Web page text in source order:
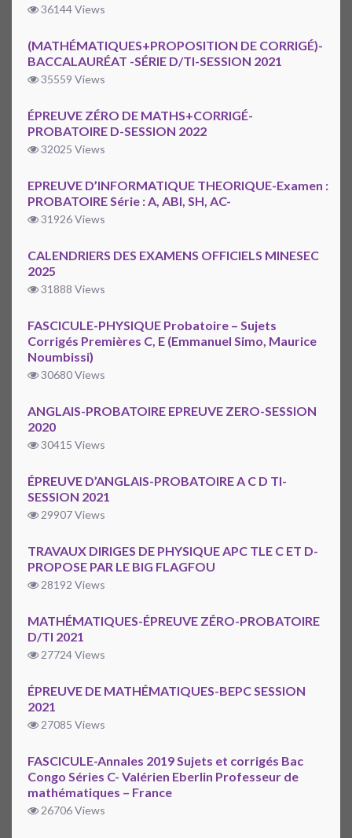
36144 Views
(MATHÉMATIQUES+PROPOSITION DE CORRIGÉ)-
BACCALAURÉAT -SÉRIE D/TI-SESSION 2021
35559 Views
ÉPREUVE ZÉRO DE MATHS+CORRIGÉ-
PROBATOIRE D-SESSION 2022
32025 Views
EPREUVE D’INFORMATIQUE THEORIQUE-Examen :
PROBATOIRE Série : A, ABI, SH, AC-
31926 Views
CALENDRIERS DES EXAMENS OFFICIELS MINESEC
2025
31888 Views
FASCICULE-PHYSIQUE Probatoire – Sujets
Corrigés Premières C, E (Emmanuel Simo, Maurice
Noumbissi)
30680 Views
ANGLAIS-PROBATOIRE EPREUVE ZERO-SESSION
2020
30415 Views
ÉPREUVE D’ANGLAIS-PROBATOIRE A C D TI-
SESSION 2021
29907 Views
TRAVAUX DIRIGES DE PHYSIQUE APC TLE C ET D-
PROPOSE PAR LE BIG FLAGFOU
28192 Views
MATHÉMATIQUES-ÉPREUVE ZÉRO-PROBATOIRE
D/TI 2021
27724 Views
ÉPREUVE DE MATHÉMATIQUES-BEPC SESSION
2021
27085 Views
FASCICULE-Annales 2019 Sujets et corrigés Bac
Congo Séries C- Valérien Eberlin Professeur de
mathématiques – France
26706 Views